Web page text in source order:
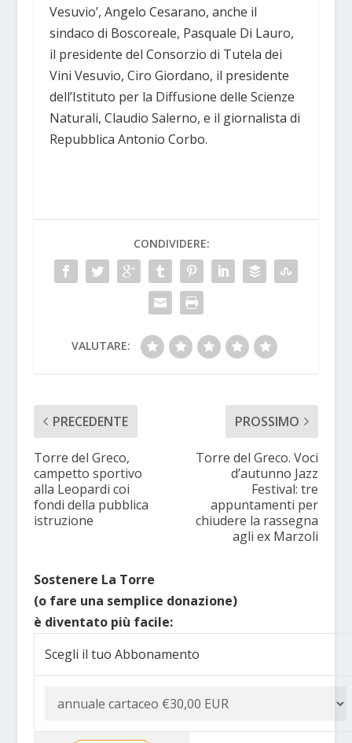
Vesuvio’, Angelo Cesarano, anche il
sindaco di Boscoreale, Pasquale Di Lauro,
il presidente del Consorzio di Tutela dei
Vini Vesuvio, Ciro Giordano, il presidente
dell’Istituto per la Diffusione delle Scienze
Naturali, Claudio Salerno, e il giornalista di
Repubblica Antonio Corbo.
CONDIVIDERE:
VALUTARE:
PRECEDENTE
Torre del Greco,
campetto sportivo
alla Leopardi coi
fondi della pubblica
istruzione
PROSSIMO
Torre del Greco. Voci
d’autunno Jazz
Festival: tre
appuntamenti per
chiudere la rassegna
agli ex Marzoli
Sostenere La Torre
(o fare una semplice donazione)
è diventato più facile:
Scegli il tuo Abbonamento